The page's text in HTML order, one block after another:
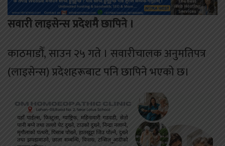
सवारी लाइसेन्स प्रदेशमै छापिने ।
काठमाडौँ, साउन २५ गते । सवारीचालक अनुमतिपत्र
(लाइसेन्स) प्रदेशहरूबाट पनि छापिने भएको छ।